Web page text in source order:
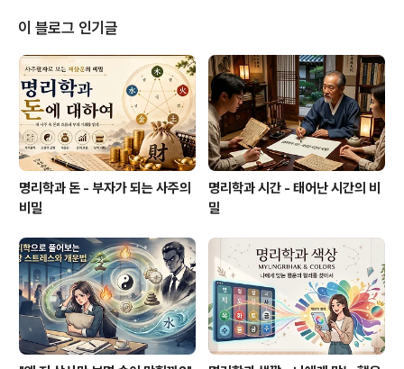
지 기둥이 갖는 운명의 의미입니다. 이 네 가지 기둥은 각각
천간(天干)과 지지(地支)로 이루어져 있으며, 이들의 조합
을 통해 개인의 사주팔자를 해석합니다.학습 능력과 사주
팔자학습 능력은 다양한 요인에 의해 영향을 받는 복합적
인 능력입니다. 인지 능력, 주의 집중력, 기억력, 사고력 등
이 모두 포함..
이 블로그 인기글
명리학과 돈 - 부자가 되는 사주의
비밀
명리학과 시간 - 태어난 시간의 비
밀